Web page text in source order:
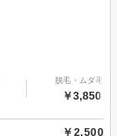
脱毛・ムダ毛処
￥3,850～
￥2,500